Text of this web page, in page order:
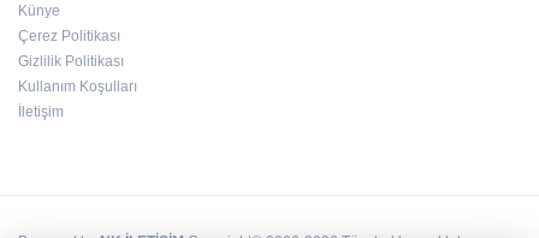
Künye
Çerez Politikası
Gizlilik Politikası
Kullanım Koşulları
İletişim